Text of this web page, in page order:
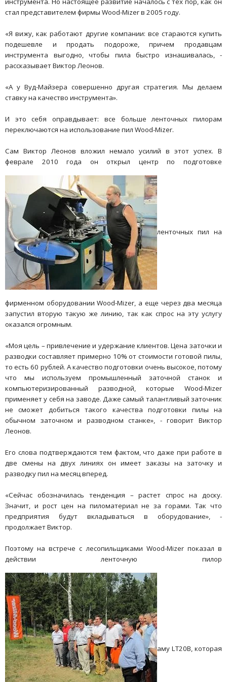
стал представителем фирмы Wood-Mizer в 2005 году.
«Я вижу, как работают другие компании: все стараются купить
подешевле и продать подороже, причем продавцам
инструмента выгодно, чтобы пила быстро изнашивалась, -
рассказывает Виктор Леонов.
«А у Вуд-Майзера совершенно другая стратегия. Мы делаем
ставку на качество инструмента».
И это себя оправдывает: все больше ленточных пилорам
переключаются на использование пил Wood-Mizer.
Сам Виктор Леонов вложил немало усилий в этот успех. В
феврале 2010 года он открыл центр по подготовке
ленточных пил на
фирменном оборудовании Wood-Mizer, а еще через два месяца
запустил вторую такую же линию, так как спрос на эту услугу
оказался огромным.
«Моя цель – привлечение и удержание клиентов. Цена заточки и
разводки составляет примерно 10% от стоимости готовой пилы,
то есть 60 рублей. А качество подготовки очень высокое, потому
что мы используем промышленный заточной станок и
компьютеризированный разводной, которые Wood-Mizer
применяет у себя на заводе. Даже самый талантливый заточник
не сможет добиться такого качества подготовки пилы на
обычном заточном и разводном станке», - говорит Виктор
Леонов.
Его слова подтверждаются тем фактом, что даже при работе в
две смены на двух линиях он имеет заказы на заточку и
разводку пил на месяц вперед.
«Сейчас обозначилась тенденция – растет спрос на доску.
Значит, и рост цен на пиломатериал не за горами. Так что
предприятия будут вкладываться в оборудование», -
продолжает Виктор.
Поэтому на встрече с лесопильщиками Wood-Mizer показал в
действии ленточную пилор
аму LT20B, которая